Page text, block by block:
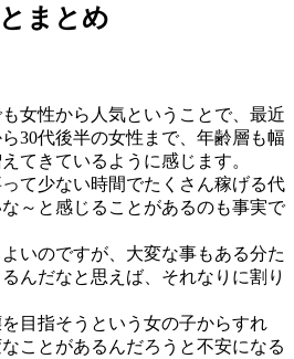
まとめ
女性から人気ということで、最近
30代後半の女性まで、年齢層も幅
てきているように感じます。
て少ない時間でたくさん稼げる代
～と感じることがあるのも事実で
いのですが、大変な事もある分た
んだなと思えば、それなりに割り
目指そうという女の子からすれ
ことがあるんだろうと不安になる